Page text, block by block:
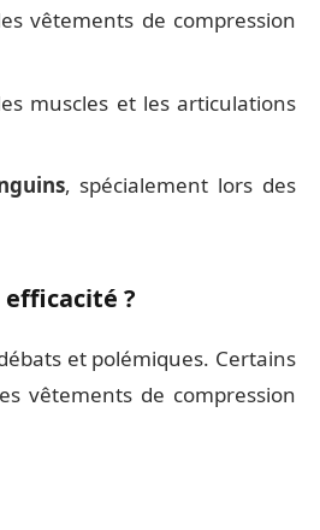
vêtements de compression
muscles et les articulations
, spécialement lors des
?
et polémiques. Certains
vêtements de compression